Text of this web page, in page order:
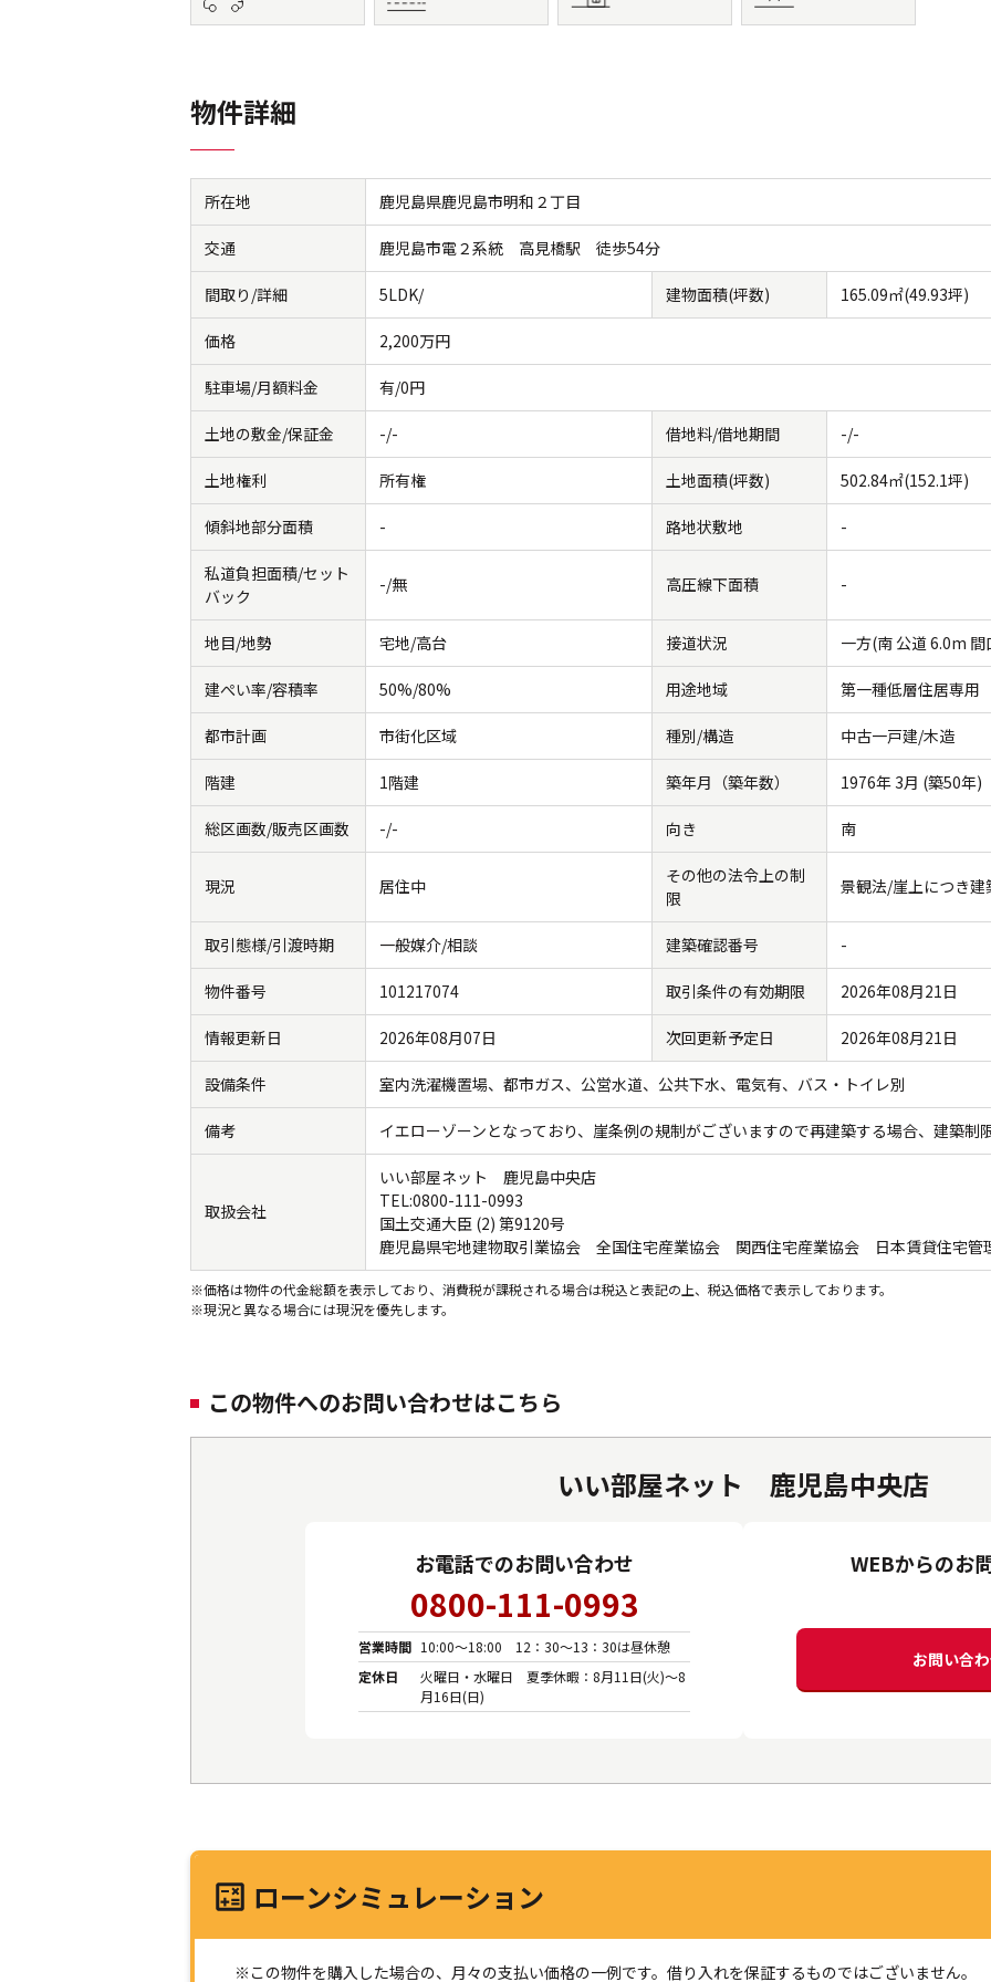
物件詳細
所在地 鹿児島県鹿児島市明和２丁目
交通 鹿児島市電２系統 高見橋駅 徒歩54分
間取り/詳細 5LDK/ 建物面積(坪数) 165.09㎡(49.93坪)
価格 2,200万円
駐車場/月額料金 有/0円
土地の敷金/保証金 -/- 借地料/借地期間 -/-
土地権利 所有権 土地面積(坪数) 502.84㎡(152.1坪)
傾斜地部分面積 - 路地状敷地 -
私道負担面積/セット
バック
-/無 高圧線下面積 -
地目/地勢 宅地/高台 接道状況 一方(南 公道 6.0m 間
建ぺい率/容積率 50%/80% 用途地域 第一種低層住居専用
都市計画 市街化区域 種別/構造 中古一戸建/木造
階建 1階建 築年月（築年数） 1976年 3月 (築50年)
総区画数/販売区画数 -/- 向き 南
現況 居住中
その他の法令上の制
限
景観法/崖上につき建
取引態様/引渡時期 一般媒介/相談 建築確認番号 -
物件番号 101217074 取引条件の有効期限 2026年08月21日
情報更新日 2026年08月07日 次回更新予定日 2026年08月21日
設備条件 室内洗濯機置場 都市ガス 公営水道 公共下水 電気有 バス・トイレ別
備考 イエローゾーンとなっており、崖条例の規制がございますので再建築する場合、建築制
取扱会社
いい部屋ネット 鹿児島中央店
TEL:0800-111-0993
国土交通大臣 (2) 第9120号
鹿児島県宅地建物取引業協会 全国住宅産業協会 関西住宅産業協会 日本賃貸住宅管
※価格は物件の代金総額を表示しており、消費税が課税される場合は税込と表記の上、税込価格で表示しております。
※現況と異なる場合には現況を優先します。
この物件へのお問い合わせはこちら
いい部屋ネット 鹿児島中央店
お電話でのお問い合わせ
0800-111-0993
営業時間 10:00～18:00 12：30～13：30は昼休憩
定休日
火曜日・水曜日 夏季休暇：8月11日(火)～8
月16日(日)
WEBからのお
お問い合
ローンシミュレーション
※この物件を購入した場合の、月々の支払い価格の一例です。借り入れを保証するものではございません。